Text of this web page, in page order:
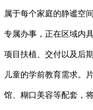
属于每个家庭的静谧空
专属办事，正在区域内
项目扶植、交付以及后
儿童的学前教育需求。
馆、糊口美容等配套，